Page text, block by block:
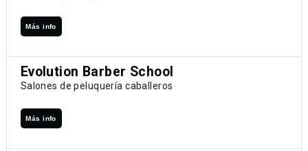
Más info
Evolution Barber School
Salones de peluquería caballeros
Más info